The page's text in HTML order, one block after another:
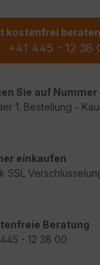
kostenfrei
+41 445 - 12 38
Sie auf
1. Bestellung -
einkaufen
SSL
Beratung
- 12 38 00